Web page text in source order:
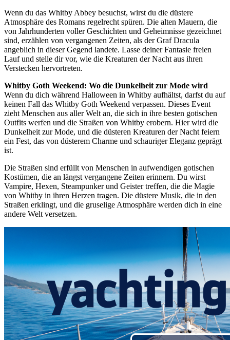
Wenn du das Whitby Abbey besuchst, wirst du die düstere
Atmosphäre des Romans regelrecht spüren. Die alten Mauern, die
von Jahrhunderten voller Geschichten und Geheimnisse gezeichnet
sind, erzählen von vergangenen Zeiten, als der Graf Dracula
angeblich in dieser Gegend landete. Lasse deiner Fantasie freien
Lauf und stelle dir vor, wie die Kreaturen der Nacht aus ihren
Verstecken hervortreten.
Whitby Goth Weekend: Wo die Dunkelheit zur Mode wird
Wenn du dich während Halloween in Whitby aufhältst, darfst du auf
keinen Fall das Whitby Goth Weekend verpassen. Dieses Event
zieht Menschen aus aller Welt an, die sich in ihre besten gotischen
Outfits werfen und die Straßen von Whitby erobern. Hier wird die
Dunkelheit zur Mode, und die düsteren Kreaturen der Nacht feiern
ein Fest, das von düsterem Charme und schauriger Eleganz geprägt
ist.
Die Straßen sind erfüllt von Menschen in aufwendigen gotischen
Kostümen, die an längst vergangene Zeiten erinnern. Du wirst
Vampire, Hexen, Steampunker und Geister treffen, die die Magie
von Whitby in ihren Herzen tragen. Die düstere Musik, die in den
Straßen erklingt, und die gruselige Atmosphäre werden dich in eine
andere Welt versetzen.